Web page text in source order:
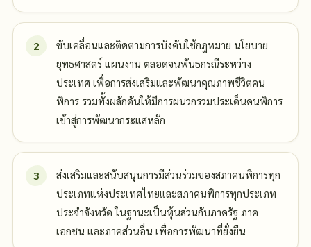
ขับเคลื่อนและติดตามการบังคับใช้กฎหมาย นโยบาย
ยุทธศาสตร์ แผนงาน ตลอดจนพันธกรณีระหว่าง
ประเทศ เพื่อการส่งเสริมและพัฒนาคุณภาพชีวิตคน
พิการ รวมทั้งผลักดันให้มีการผนวกรวมประเด็นคนพิการ
เข้าสู่การพัฒนากระแสหลัก
ส่งเสริมและสนับสนุนการมีส่วนร่วมของสภาคนพิการทุก
ประเภทแห่งประเทศไทยและสภาคนพิการทุกประเภท
ประจำจังหวัด ในฐานะเป็นหุ้นส่วนกับภาครัฐ ภาค
เอกชน และภาคส่วนอื่น เพื่อการพัฒนาที่ยั่งยืน